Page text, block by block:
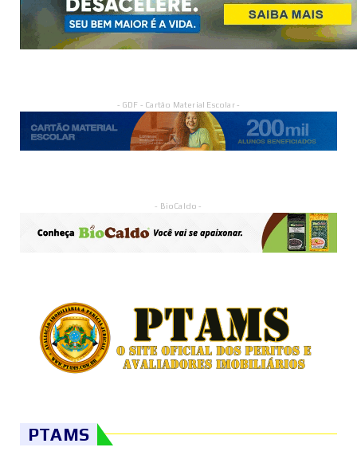
- GDF - Cartão Material Escolar -
- BioCaldo -
PTAMS